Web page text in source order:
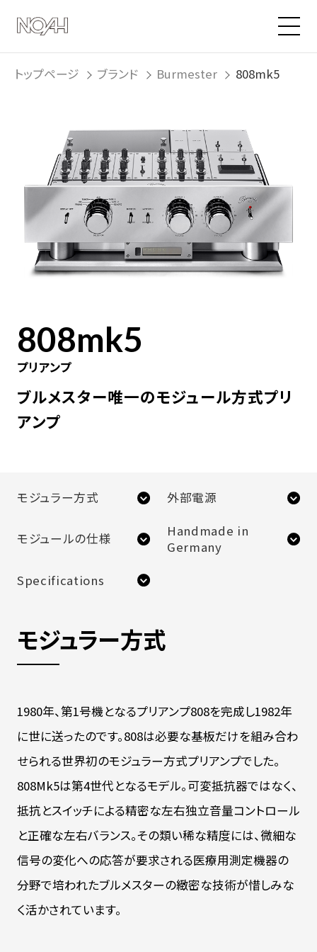
トップページ ブランド Burmester 808mk5
808mk5
プリアンプ
ブルメスター唯一のモジュール方式プリ
アンプ
モジュラー方式 外部電源
モジュールの仕様
Handmade in
Germany
Specifications
モジュラー方式
1980年、第1号機となるプリアンプ808を完成し1982年
に世に送ったのです。808は必要な基板だけを組み合わ
せられる世界初のモジュラー方式プリアンプでした。
808Mk5は第4世代となるモデル。可変抵抗器ではなく、
抵抗とスイッチによる精密な左右独立音量コントロール
と正確な左右バランス。その類い稀な精度には、微細な
信号の変化への応答が要求される医療用測定機器の
分野で培われたブルメスターの緻密な技術が惜しみな
く活かされています。